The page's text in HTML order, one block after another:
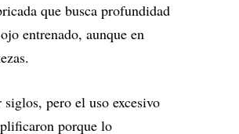
que busca profundidad
entrenado, aunque en
pero el uso excesivo
porque lo